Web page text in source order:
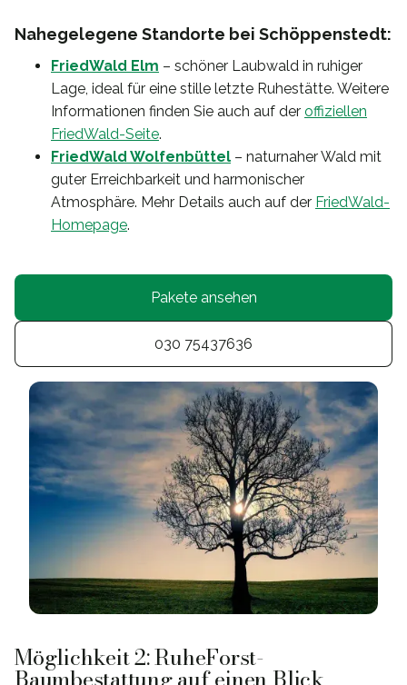
Nahegelegene Standorte bei Schöppenstedt:
FriedWald Elm – schöner Laubwald in ruhiger
Lage, ideal für eine stille letzte Ruhestätte. Weitere
Informationen finden Sie auch auf der offiziellen
FriedWald-Seite.
FriedWald Wolfenbüttel – naturnaher Wald mit
guter Erreichbarkeit und harmonischer
Atmosphäre. Mehr Details auch auf der FriedWald-
Homepage.
Pakete ansehen
030 75437636
Möglichkeit 2: RuheForst-